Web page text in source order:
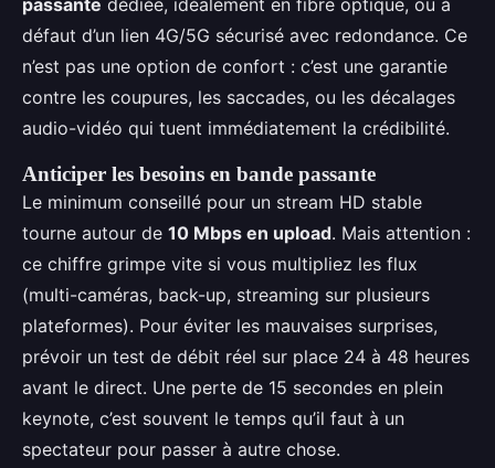
passante dédiée, idéalement en fibre optique, ou à
défaut d’un lien 4G/5G sécurisé avec redondance. Ce
n’est pas une option de confort : c’est une garantie
contre les coupures, les saccades, ou les décalages
audio-vidéo qui tuent immédiatement la crédibilité.
Anticiper les besoins en bande passante
Le minimum conseillé pour un stream HD stable
tourne autour de 10 Mbps en upload. Mais attention :
ce chiffre grimpe vite si vous multipliez les flux
(multi-caméras, back-up, streaming sur plusieurs
plateformes). Pour éviter les mauvaises surprises,
prévoir un test de débit réel sur place 24 à 48 heures
avant le direct. Une perte de 15 secondes en plein
keynote, c’est souvent le temps qu’il faut à un
spectateur pour passer à autre chose.